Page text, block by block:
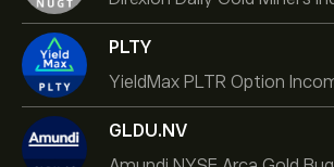
PLTY
GLDU.NV